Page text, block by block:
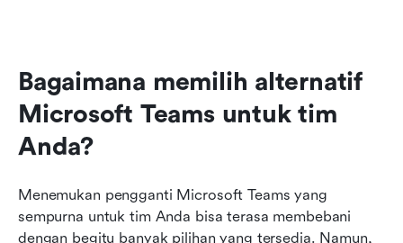
Bagaimana memilih alternatif
Microsoft Teams untuk tim
Anda?
Menemukan pengganti Microsoft Teams yang
sempurna untuk tim Anda bisa terasa membebani
dengan begitu banyak pilihan yang tersedia. Namun,